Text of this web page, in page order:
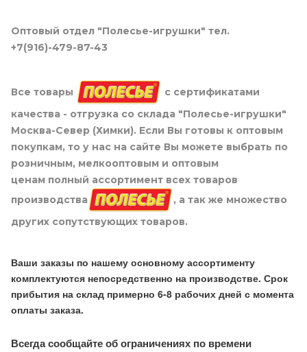
Оптовый отдел "Полесье-игрушки" тел.
+7(916)-479-87-43
Все товары
с сертификатами
качества - отгрузка со склада "Полесье-игрушки"
Москва-Север (Химки). Если Вы готовы к оптовым
покупкам, то у нас на сайте Вы можете выбрать по
розничным, мелкооптовым и оптовым
ценам полный ассортимент всех товаров
производства
, а так же множество
других сопутствующих товаров.
Ваши заказы по нашему основному ассортименту
комплектуются непосредственно на производстве. Срок
прибытия на склад примерно 6-8 рабочих дней с момента
оплаты заказа.
Всегда сообщайте об ограничениях по времени